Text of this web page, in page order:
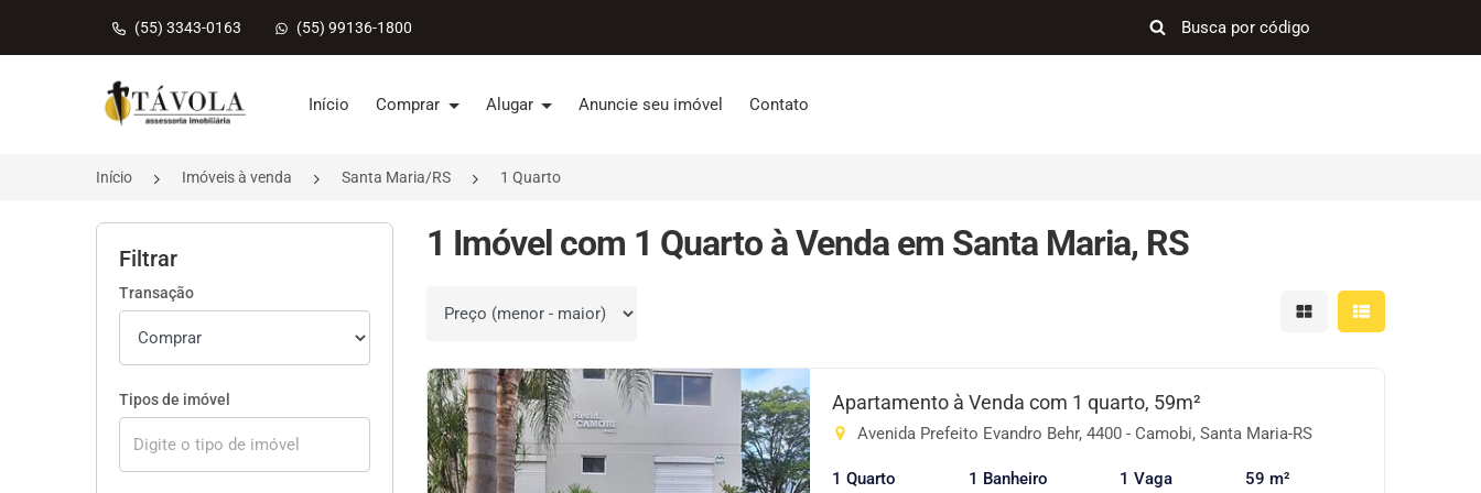
(55) 3343-0163 (55) 99136-1800
Página inicial
Início Comprar Alugar Anuncie seu imóvel Contato
Início Imóveis à venda Santa Maria/RS 1 Quarto
Filtrar
Transação
Tipos de imóvel
1 Imóvel com 1 Quarto à Venda em Santa Maria, RS
Ordenar por Mostrar resultados em
Mostrar
Apartamento à Venda com 1 quarto, 59m²
Avenida Prefeito Evandro Behr, 4400 - Camobi, Santa Maria-RS
1 Quarto 1 Banheiro 1 Vaga 59 m²